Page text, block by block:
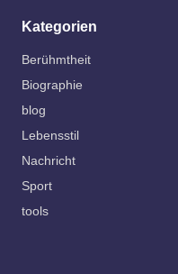
Kategorien
Berühmtheit
Biographie
blog
Lebensstil
Nachricht
Sport
tools